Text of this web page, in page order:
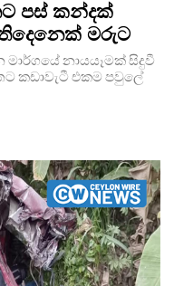
පස් කන්දක්
මරුට
මාර්ගයේ නායයෑමක් සිදුවී
කඩාවැටී එකම පවුලේ